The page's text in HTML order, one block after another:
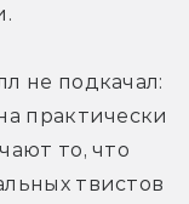
не подкачал:
практически
то, что
твистов